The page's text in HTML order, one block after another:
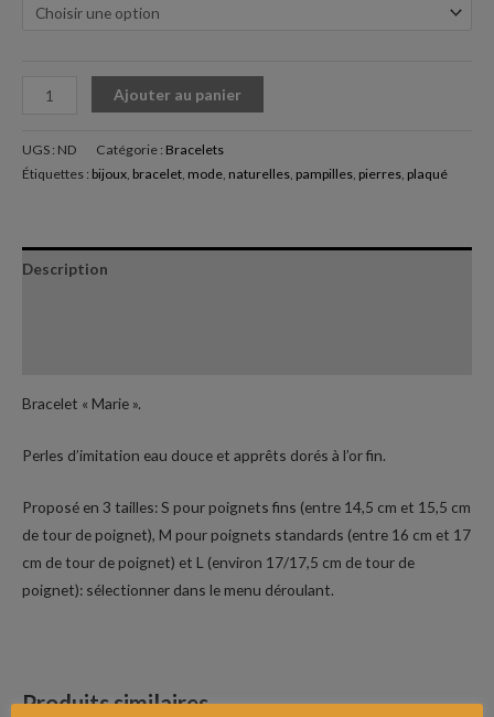
Ajouter au panier
UGS : ND Catégorie : Bracelets
Étiquettes : bijoux, bracelet, mode, naturelles, pampilles, pierres, plaqué
Description
Bracelet « Marie ».
Perles d’imitation eau douce et apprêts dorés à l’or fin.
Proposé en 3 tailles: S pour poignets fins (entre 14,5 cm et 15,5 cm
de tour de poignet), M pour poignets standards (entre 16 cm et 17
cm de tour de poignet) et L (environ 17/17,5 cm de tour de
poignet): sélectionner dans le menu déroulant.
Produits similaires